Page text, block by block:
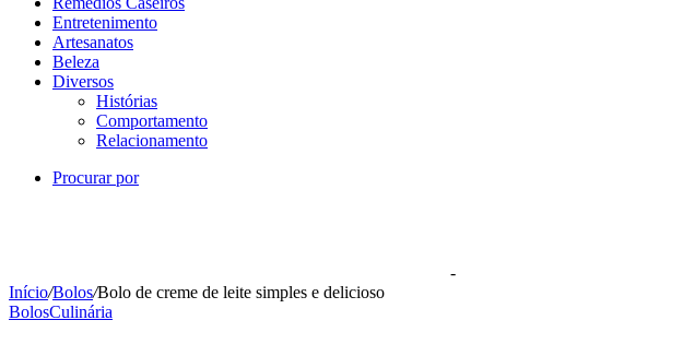
Entretenimento
Artesanatos
Beleza
Diversos
Histórias
Comportamento
Relacionamento
Procurar por
-
Início/Bolos/Bolo de creme de leite simples e delicioso
BolosCulinária